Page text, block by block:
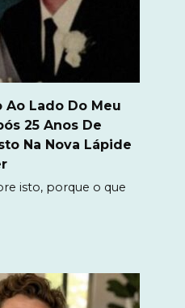
Lado Do Meu
25 Anos De
Na Nova Lápide
isto, porque o que